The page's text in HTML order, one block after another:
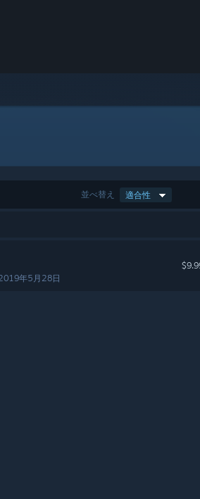
並べ替え 適合性
年5月28日